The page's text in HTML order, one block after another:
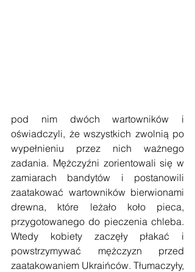
pod nim dwóch wartowników i
oświadczyli, że wszystkich zwolnią po
wypełnieniu przez nich ważnego
zadania. Mężczyźni zorientowali się w
zamiarach bandytów i postanowili
zaatakować wartowników bierwionami
drewna, które leżało koło pieca,
przygotowanego do pieczenia chleba.
Wtedy kobiety zaczęły płakać i
powstrzymywać mężczyzn przed
zaatakowaniem Ukraińców. Tłumaczyły,